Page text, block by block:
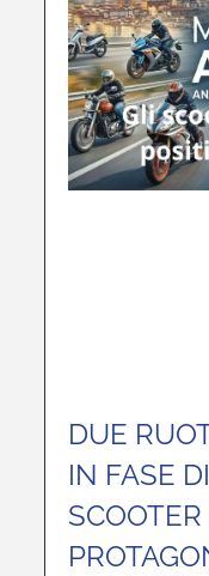
DUE
IN FASE